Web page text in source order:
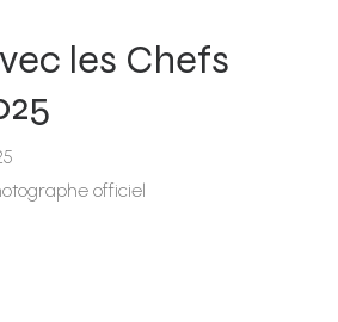
les Chefs
officiel